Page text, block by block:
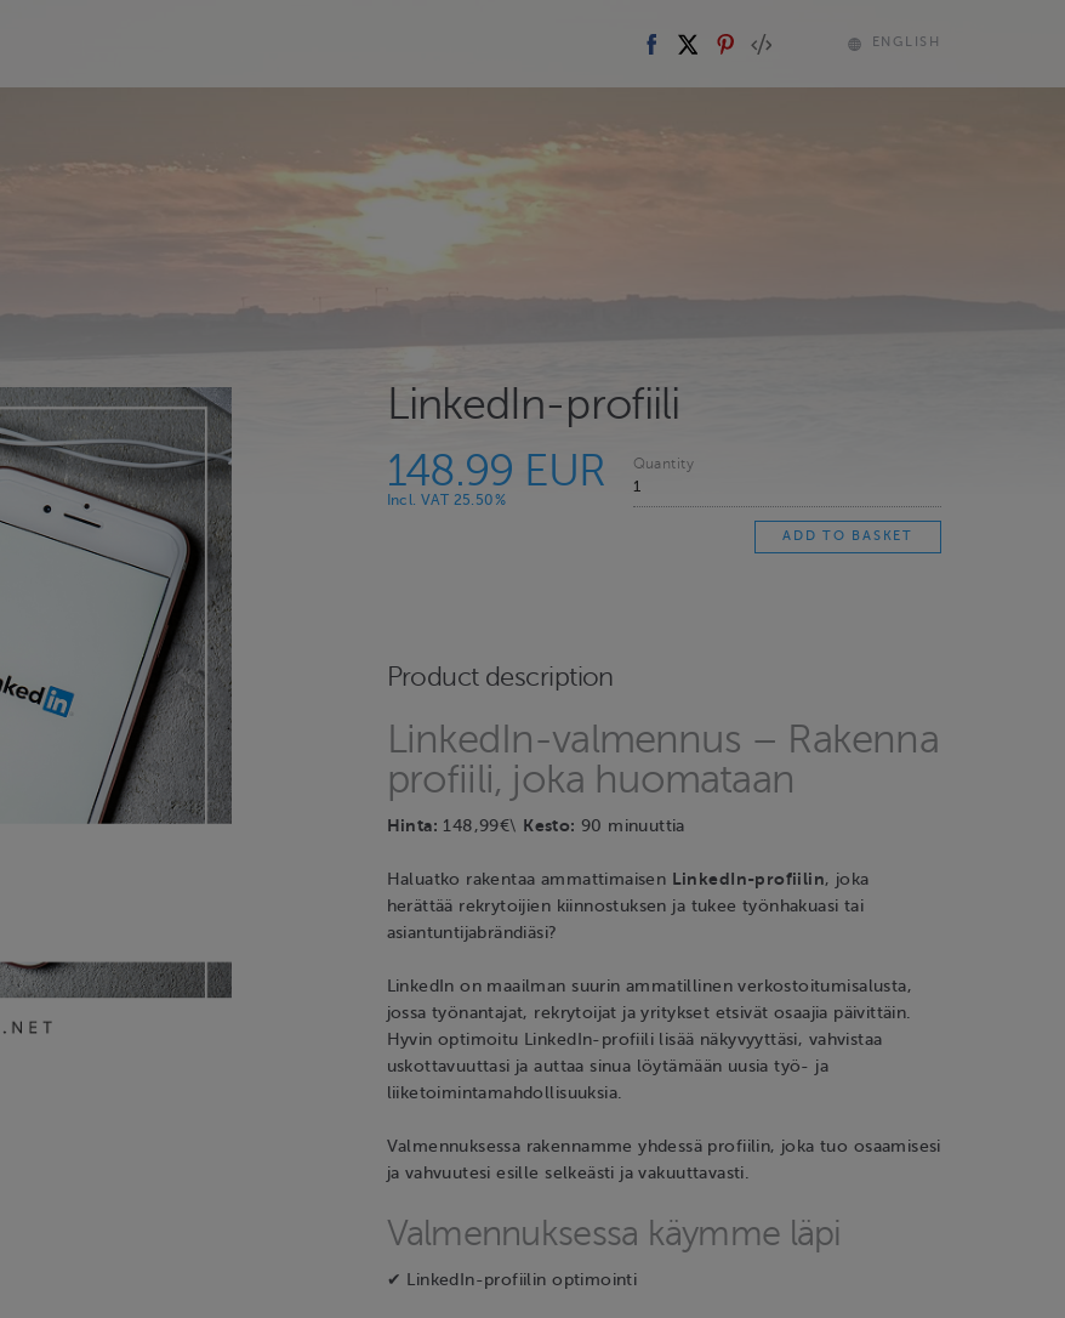
ENGLISH
LinkedIn-profiili
148.99 EUR
Incl. VAT 25.50%
Quantity
Product description
LinkedIn-valmennus – Rakenna
profiili, joka huomataan
Hinta: 148,99€\ Kesto: 90 minuuttia
Haluatko rakentaa ammattimaisen LinkedIn-profiilin, joka
herättää rekrytoijien kiinnostuksen ja tukee työnhakuasi tai
asiantuntijabrändiäsi?
LinkedIn on maailman suurin ammatillinen verkostoitumisalusta,
jossa työnantajat, rekrytoijat ja yritykset etsivät osaajia päivittäin.
Hyvin optimoitu LinkedIn-profiili lisää näkyvyyttäsi, vahvistaa
uskottavuuttasi ja auttaa sinua löytämään uusia työ- ja
liiketoimintamahdollisuuksia.
Valmennuksessa rakennamme yhdessä profiilin, joka tuo osaamisesi
ja vahvuutesi esille selkeästi ja vakuuttavasti.
Valmennuksessa käymme läpi
✔ LinkedIn-profiilin optimointi